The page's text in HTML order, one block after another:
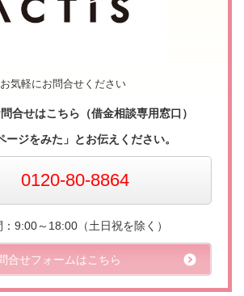
お気軽にお問合せください
合せはこちら（借金相談専用窓口）
ージをみた」とお伝えください。
0120-80-8864
9:00～18:00（土日祝を除く）
合せフォームはこちら